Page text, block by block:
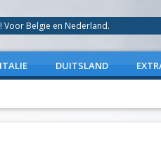
Belgie en Nederland.
ITALIE DUITSLAND